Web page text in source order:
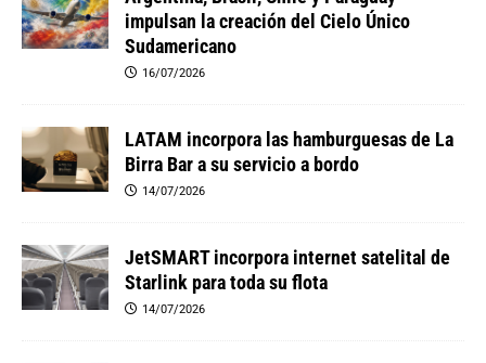
impulsan la creación del Cielo Único
Sudamericano
16/07/2026
LATAM incorpora las hamburguesas de La
Birra Bar a su servicio a bordo
14/07/2026
JetSMART incorpora internet satelital de
Starlink para toda su flota
14/07/2026